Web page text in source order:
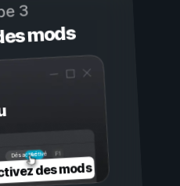
3
mods
Activé
Désactivé
des mods